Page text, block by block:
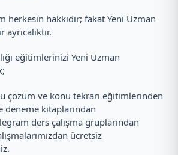
herkesin hakkıdır; fakat Yeni Uzman
eğitimlerinizi Yeni Uzman
çözüm ve konu tekrarı eğitimlerinden
deneme kitaplarından
ders çalışma gruplarından
ücretsiz